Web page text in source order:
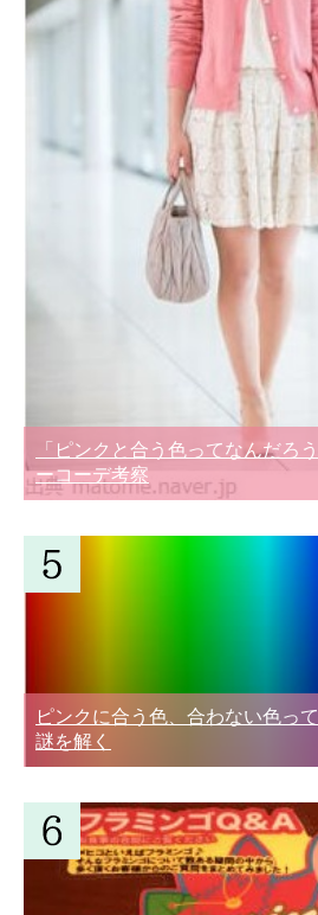
「ピンクと合う色ってなんだろ
ーコーデ考察
ピンクに合う色、合わない色っ
謎を解く